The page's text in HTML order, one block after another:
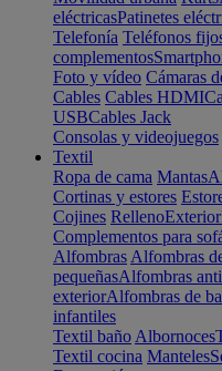
eléctricasPatinetes
Telefonía Teléfonos
complementos
Foto y vídeo Cámaras
Cables Cables HDMI
USBCables Jack
Consolas y videojuegos
Textil
Ropa de cama Mantas
Cortinas y estores
Cojines RellenoExterior
Complementos para
Alfombras Alfombras
pequeñasAlfombras
exteriorAlfombras de
infantiles
Textil baño Albornoces
Textil cocina Manteles